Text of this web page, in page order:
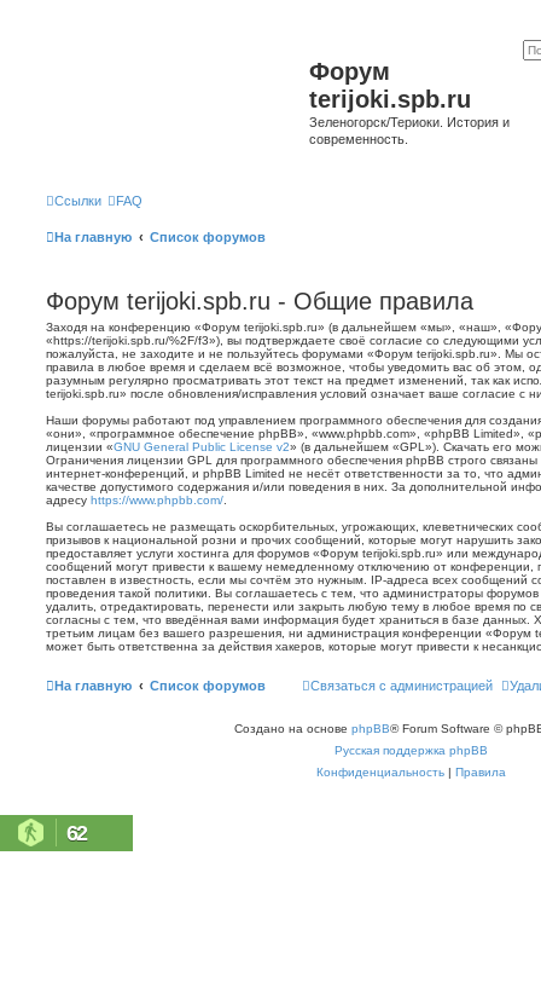
Форум
terijoki.spb.ru
Зеленогорск/Териоки. История и
современность.
Ссылки FAQ
На главную Список форумов
Форум terijoki.spb.ru - Общие правила
Заходя на конференцию «Форум terijoki.spb.ru» (в дальнейшем «мы», «наш»,
«https://terijoki.spb.ru/%2F/f3»), вы подтверждаете своё согласие со следующими
пожалуйста, не заходите и не пользуйтесь форумами «Форум terijoki.spb.ru». Мы
правила в любое время и сделаем всё возможное, чтобы уведомить вас об этом,
разумным регулярно просматривать этот текст на предмет изменений, так как
terijoki.spb.ru» после обновления/исправления условий означает ваше согласие с
Наши форумы работают под управлением программного обеспечения для
«они», «программное обеспечение phpBB», «www.phpbb.com», «phpBB Limited»,
лицензии «GNU General Public License v2» (в дальнейшем «GPL»). Скачать его
Ограничения лицензии GPL для программного обеспечения phpBB строго
интернет-конференций, и phpBB Limited не несёт ответственности за то, что
качестве допустимого содержания и/или поведения в них. За дополнительной
адресу https://www.phpbb.com/
Вы соглашаетесь не размещать оскорбительных, угрожающих, клеветнических
призывов к национальной розни и прочих сообщений, которые могут нарушить
предоставляет услуги хостинга для форумов «Форум terijoki.spb.ru» или
сообщений могут привести к вашему немедленному отключению от конференции,
поставлен в известность, если мы сочтём это нужным. IP-адреса всех сообщений
проведения такой политики. Вы соглашаетесь с тем, что администраторы
удалить, отредактировать, перенести или закрыть любую тему в любое время по
согласны с тем, что введённая вами информация будет храниться в базе данных.
третьим лицам без вашего разрешения, ни администрация конференции «Форум
может быть ответственна за действия хакеров, которые могут привести к
На главную Список форумов Связаться с администрацией
Создано на основе phpBB® Forum Software ©
Русская поддержка phpBB
Конфиденциальность | Правила
62